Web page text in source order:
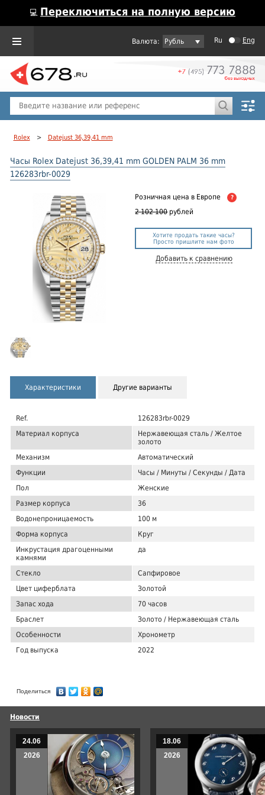
💻 Переключиться на полную версию
Рубль Ru Eng
Rolex > Datejust 36,39,41 mm
Часы Rolex Datejust 36,39,41 mm GOLDEN PALM 36 mm
126283rbr-0029
Розничная цена в Европе ?
2 102 100 рублей
Хотите продать такие часы?
Просто пришлите нам фото
Добавить к сравнению
Характеристики Другие варианты
Ref.
126283rbr-0029
Материал корпуса
Нержавеющая сталь / Желтое
золото
Механизм
Автоматический
Функции
Часы / Минуты / Секунды / Дата
Пол
Женские
Размер корпуса
36
Водонепроницаемость
100 м
Форма корпуса
Круг
Инкрустация драгоценными
камнями
да
Стекло
Сапфировое
Цвет циферблата
Золотой
Запас хода
70 часов
Браслет
Золото / Нержавеющая сталь
Особенности
Хронометр
Год выпуска
2022
Поделиться
Новости
24.06
2026
18.06
2026